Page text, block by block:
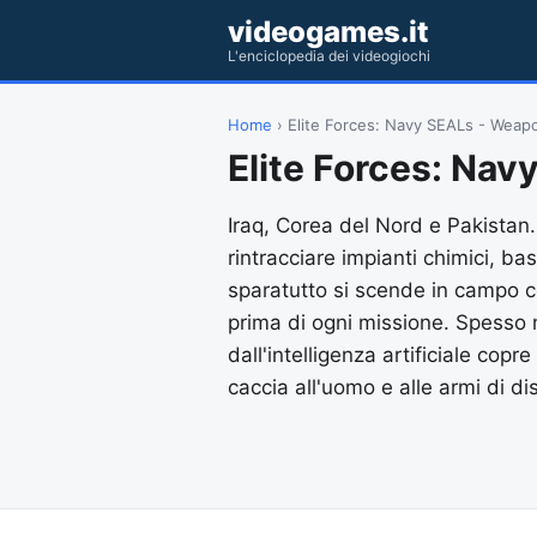
videogames.it
L'enciclopedia dei videogiochi
Home › Elite Forces: Navy SEALs -
Elite Forces:
Iraq, Corea del Nord e
rintracciare impianti chimici,
sparatutto si scende in campo
prima di ogni missione.
dall'intelligenza artificiale
caccia all'uomo e alle armi di